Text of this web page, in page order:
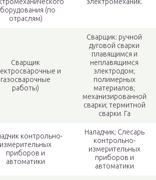
(по
отраслям)
Сварщик
и
газосварочные
работы)
Сварщик: ручной
дуговой сварки
плавящимся и
неплавящимся
электродом;
полимерных
материалов;
механизированной
сварки; термитной
сварки. Га
контрольно-
измерительных
приборов и
автоматики
Наладчик; Слесарь
контрольно-
измерительных
приборов и
автоматики